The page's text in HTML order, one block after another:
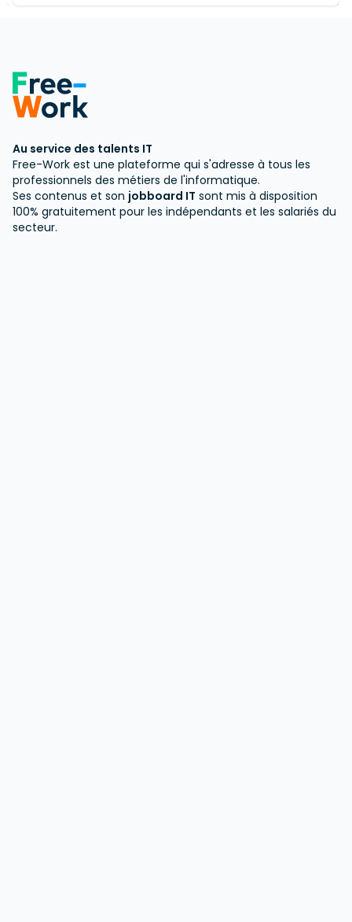
Au service des talents IT
Free-Work est une plateforme qui s'adresse à tous les
professionnels des métiers de l'informatique.
Ses contenus et son jobboard IT sont mis à disposition
100% gratuitement pour les indépendants et les salariés du
secteur.